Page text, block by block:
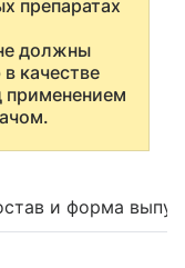
препаратах
должны
качестве
применением
и форма